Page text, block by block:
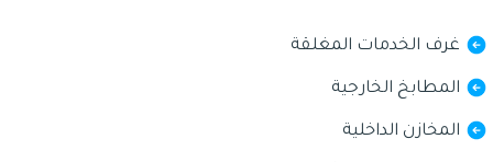
غرف الخدمات المغلقة
المطابخ الخارجية
المخازن الداخلية